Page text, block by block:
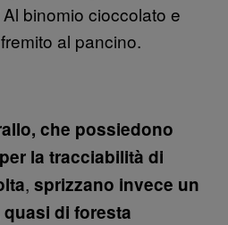
binomio cioccolato e
al pancino.
che possiedono
la tracciabilità di
, sprizzano invece un
di foresta